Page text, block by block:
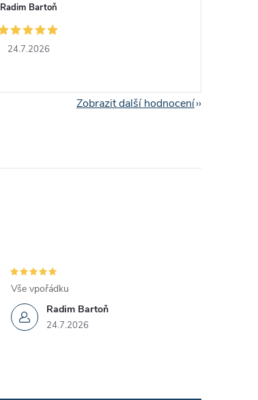
Radim Bartoň
24.7.2026
Zobrazit další hodnocení
Radim Bartoň
24.7.2026
Vše vpořádku